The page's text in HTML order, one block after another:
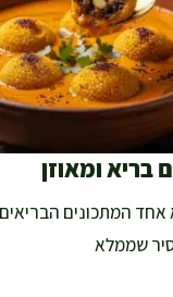
בריא ומאוזן
המתכונים
שממלא